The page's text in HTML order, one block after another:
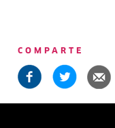
COMPARTE